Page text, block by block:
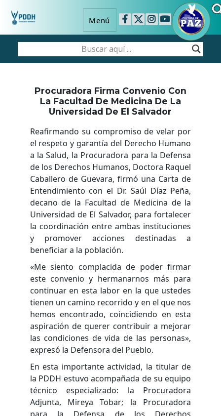
Menú
Procuradora Firma Convenio Con
La Facultad De Medicina De La
Universidad De El Salvador
Reafirmando su compromiso de velar por
el respeto y garantía del Derecho Humano
a la Salud, la Procuradora para la Defensa
de los Derechos Humanos, Doctora Raquel
Caballero de Guevara, firmó una Carta de
Entendimiento con el Dr. Saúl Díaz Peña,
decano de la Facultad de Medicina de la
Universidad de El Salvador, para fortalecer
la coordinación entre ambas instituciones
y promover acciones destinadas a
beneficiar a la población.
«Me siento complacida de poder firmar
este convenio y hermanarnos más para
continuar en esta labor en la que ustedes
tienen un camino recorrido y en el que nos
hemos encontrado, coincidiendo en esta
aspiración de querer contribuir a mejorar
las condiciones de vida de las personas»,
expresó la Defensora del Pueblo.
En esta importante actividad, la titular de
la PDDH estuvo acompañada de su equipo
técnico especializado: la Procuradora
Adjunta, Mireya Tobar; la Procuradora
para la Defensa de los Derechos